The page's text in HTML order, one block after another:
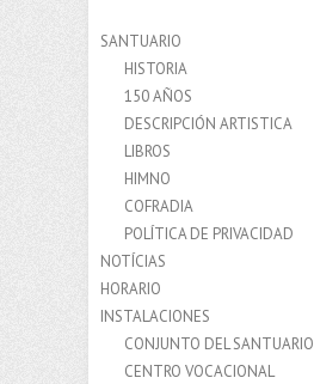
SANTUARIO
HISTORIA
150 AÑOS
DESCRIPCIÓN ARTISTICA
LIBROS
HIMNO
COFRADIA
POLÍTICA DE PRIVACIDAD
NOTÍCIAS
HORARIO
INSTALACIONES
CONJUNTO DEL SANTUARIO
CENTRO VOCACIONAL